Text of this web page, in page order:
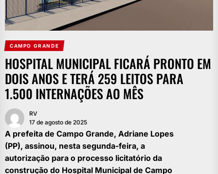
CAMPO GRANDE
HOSPITAL MUNICIPAL FICARÁ PRONTO EM
DOIS ANOS E TERÁ 259 LEITOS PARA
1.500 INTERNAÇÕES AO MÊS
RV
17 de agosto de 2025
A prefeita de Campo Grande, Adriane Lopes
(PP), assinou, nesta segunda-feira, a
autorização para o processo licitatório da
construção do Hospital Municipal de Campo